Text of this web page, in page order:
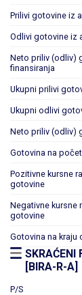
Prilivi gotovine iz
Odlivi gotovine iz
Neto priliv (odliv)
finansiranja
Ukupni prilivi
Ukupni odlivi
Neto priliv (odliv)
Gotovina na
Pozitivne kursne
gotovine
Negativne kursne
gotovine
Gotovina na
SKRAĆENI
[BIRA-R-A]
P/S